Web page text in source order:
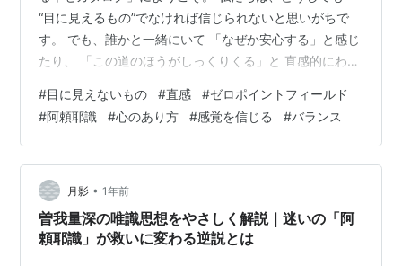
“目に見えるもの”でなければ信じられないと思いがちで
す。 でも、誰かと一緒にいて 「なぜか安心する」と感じ
たり、 「この道のほうがしっくりくる」と 直感的にわか
ど、確かに“感じることができる何か”がある。 それって
一体何なのか？ どうしたら理解できるのでしょうか？ 今
日は、私自身が感じている 「目に見えないもの」とのつ
き合い方についてお話しします。 ちょっと、長い「つぶ
やき」になると思います。 “見えないもの”のすべてを否
定はしない 私はもと…
#目に見えないもの #直感 #ゼロポイントフィールド
#阿頼耶識 #心のあり方 #感覚を信じる #バランス
月影 • 1年前
曽我量深の唯識思想をやさしく解説｜迷いの「阿
頼耶識」が救いに変わる逆説とは